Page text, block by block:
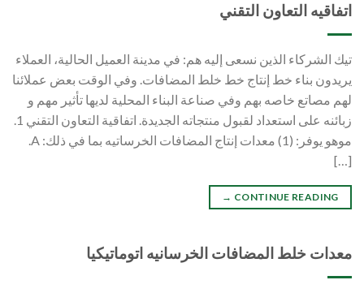
اتفاقيه التعاون التقني
تيك الشركاء الذين نسعى إليه هم: في مدينة العميل الحالية، العملاء
يريدون بناء خط إنتاج خط خلط المضافات. وفي الوقت بعض عملائنا
لهم مصاتع خاصه بهم وفي صناعة البناء المحلية لديها تأثير مهم و
زبائنه على استعداد لقبول منتجاته الجديدة. اتفاقية التعاون التقني 1.
موهو يوفر: (1) معدات إنتاج المضافات الخرساتيه بما في ذلك: A.
[…]
CONTINUE READING
→
معدات خلط المضافات الخرسانيه اتوماتيكيا